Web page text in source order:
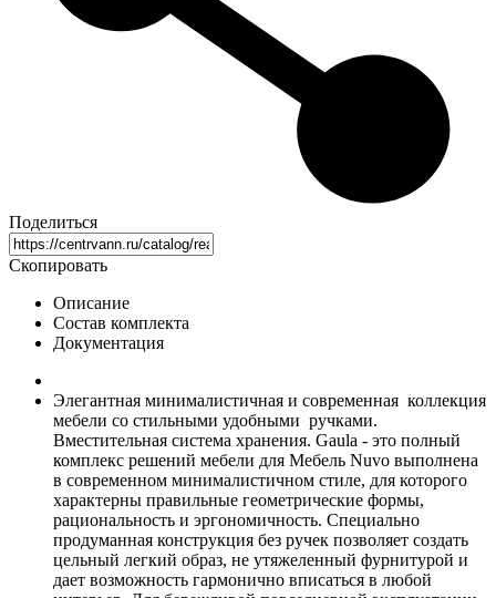
Поделиться
Скопировать
Описание
Состав комплекта
Документация
Элегантная минималистичная и современная коллекция
мебели со стильными удобными ручками.
Вместительная система хранения. Gaula - это полный
комплекс решений мебели для Мебель Nuvo выполнена
в современном минималистичном стиле, для которого
характерны правильные геометрические формы,
рациональность и эргономичность. Специально
продуманная конструкция без ручек позволяет создать
цельный легкий образ, не утяжеленный фурнитурой и
дает возможность гармонично вписаться в любой